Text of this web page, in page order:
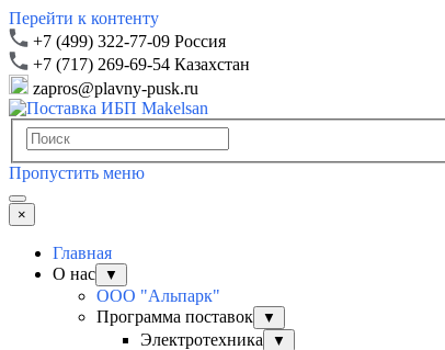
Перейти к контенту
+7 (499) 322-77-09 Россия
+7 (717) 269-69-54 Казахстан
zapros@plavny-pusk.ru
Пропустить меню
×
Главная
О нас
▼
ООО "Альпарк"
Программа поставок
▼
Электротехника ▼